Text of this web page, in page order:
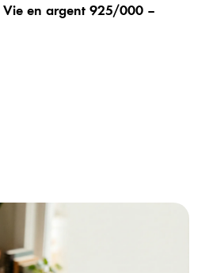
en argent 925/000 –